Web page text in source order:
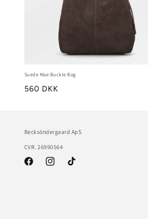
Suede Mae Buckle Bag
560 DKK
Becksöndergaard ApS
CVR. 26990564
FacebookInstagramTikTok